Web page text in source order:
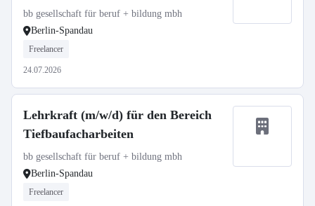
bb gesellschaft für beruf + bildung mbh
Berlin-Spandau
Freelancer
24.07.2026
Lehrkraft (m/w/d) für den Bereich
Tiefbaufacharbeiten
bb gesellschaft für beruf + bildung mbh
Berlin-Spandau
Freelancer